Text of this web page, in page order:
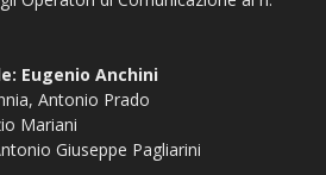
Eugenio Anchini
Antonio Prado
Mariani
Giuseppe Pagliarini